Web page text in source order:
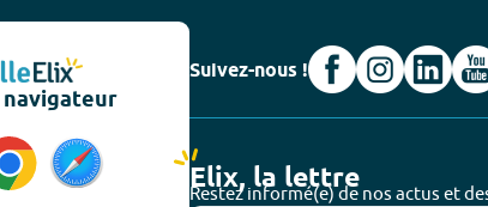
Suivez-nous !
Elix, la lettre
Restez informé(e) de nos actus et